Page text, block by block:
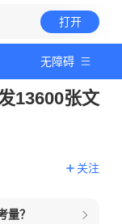
打开
无障碍
13600张文
关注
量？